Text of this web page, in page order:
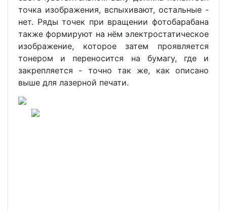
точка изображения, вспыхивают, остальные -
нет. Ряды точек при вращении фотобарабана
также формируют на нём электростатическое
изображение, которое затем проявляется
тонером и переносится на бумагу, где и
закрепляется - точно так же, как описано
выше для лазерной печати.